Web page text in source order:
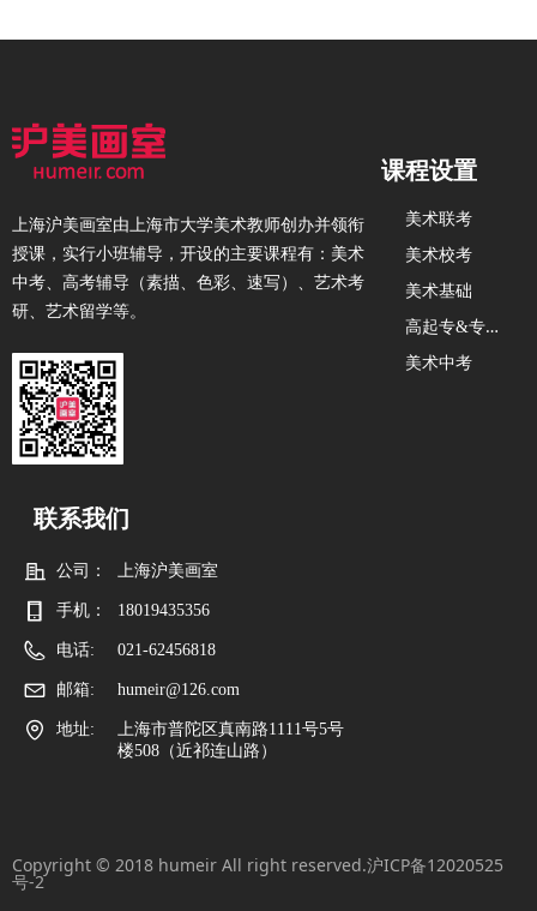
Copyright © 2018 humeir All right reserved.沪ICP备12020525
号-2
课程设置
美术联考
美术校考
美术基础
高
起专&专升本
美术中考
联系我们
公司： 上海沪美画室
手机： 18019435356
电话: 021-62456818
邮箱: humeir@126.com
地址:
上海市普陀区真南路1111号5号
楼508（近祁连山路）
上海沪美画室由上海市大学美术教师创办并领衔
授课，实行小班辅导，开设的主要课程有：美术
中考、高考辅导（素描、色彩、速写）、艺术考
研、艺术留学等。